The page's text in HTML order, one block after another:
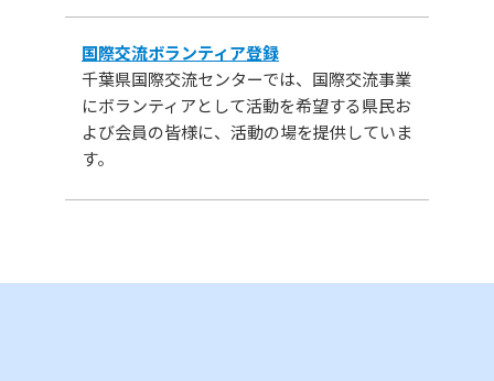
国際交流ボランティア登録
千葉県国際交流センターでは、国際交流事業
にボランティアとして活動を希望する県民お
よび会員の皆様に、活動の場を提供していま
す。